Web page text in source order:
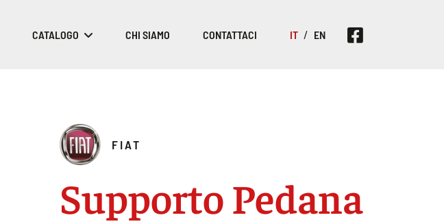
CATALOGO CHI SIAMO CONTATTACI IT EN
FIAT
Supporto Pedana